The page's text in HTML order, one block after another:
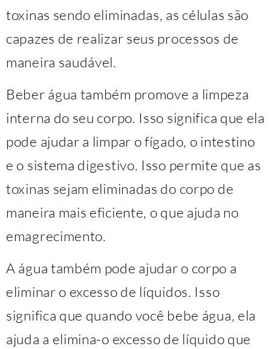
toxinas sendo eliminadas, as células são
capazes de realizar seus processos de
maneira saudável.
Beber água também promove a limpeza
interna do seu corpo. Isso significa que ela
pode ajudar a limpar o fígado, o intestino
e o sistema digestivo. Isso permite que as
toxinas sejam eliminadas do corpo de
maneira mais eficiente, o que ajuda no
emagrecimento.
A água também pode ajudar o corpo a
eliminar o excesso de líquidos. Isso
significa que quando você bebe água, ela
ajuda a elimina-o excesso de líquido que